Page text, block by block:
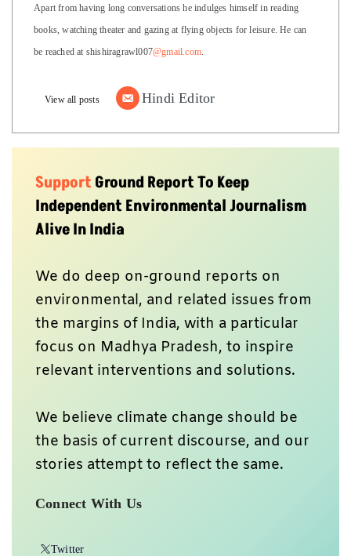
Apart from having long conversations he indulges himself in reading
books, watching theater and gazing at flying objects for leisure. He can
be reached at shishiragrawl007@gmail.com
View all posts Hindi Editor
SupportGround Report To Keep
Independent Environmental Journalism
Alive In India
We do deep on-ground reports on
environmental, and related issues from
the margins of India, with a particular
focus on Madhya Pradesh, to inspire
relevant interventions and solutions.
We believe climate change should be
the basis of current discourse, and our
stories attempt to reflect the same.
Connect With Us
Twitter